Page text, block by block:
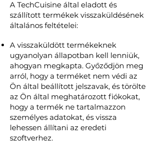
A TechCuisine által eladott és
szállított termékek visszaküldésének
általános feltételei:
A visszaküldött termékeknek
ugyanolyan állapotban kell lenniük,
ahogyan megkapta. Győződjön meg
arról, hogy a terméket nem védi az
Ön által beállított jelszavak, és törölte
az Ön által meghatározott fiókokat,
hogy a termék ne tartalmazzon
személyes adatokat, és vissza
lehessen állítani az eredeti
szoftverhez.